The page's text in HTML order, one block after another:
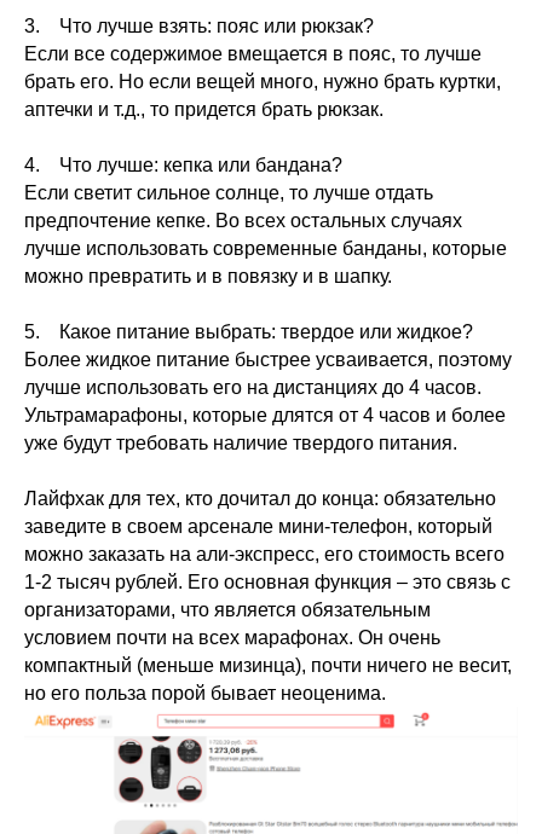
3. Что лучше взять: пояс или рюкзак?
Если все содержимое вмещается в пояс, то лучше
брать его. Но если вещей много, нужно брать куртки,
аптечки и т.д., то придется брать рюкзак.
4. Что лучше: кепка или бандана?
Если светит сильное солнце, то лучше отдать
предпочтение кепке. Во всех остальных случаях
лучше использовать современные банданы, которые
можно превратить и в повязку и в шапку.
5. Какое питание выбрать: твердое или жидкое?
Более жидкое питание быстрее усваивается, поэтому
лучше использовать его на дистанциях до 4 часов.
Ультрамарафоны, которые длятся от 4 часов и более
уже будут требовать наличие твердого питания.
Лайфхак для тех, кто дочитал до конца: обязательно
заведите в своем арсенале мини-телефон, который
можно заказать на али-экспресс, его стоимость всего
1-2 тысяч рублей. Его основная функция – это связь с
организаторами, что является обязательным
условием почти на всех марафонах. Он очень
компактный (меньше мизинца), почти ничего не весит,
но его польза порой бывает неоценима.